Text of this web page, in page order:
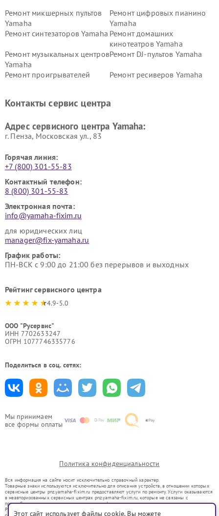
Мы принимаем
все формы оплаты
Ремонт микшерных пультов
Yamaha
Ремонт цифровых пианино
Yamaha
Ремонт синтезаторов Yamaha Ремонт домашних
кинотеатров Yamaha
Ремонт музыкальных центров
Yamaha
Ремонт DJ-пультов Yamaha
Ремонт проигрывателей
Ремонт ресиверов Yamaha
Yamaha
Yamaha
Контакты сервис центра
Адрес сервисного центра Yamaha:
г. Пенза, Московская ул., 83
Горячая линия:
+7 (800) 301-55-83
Контактный телефон:
8 (800) 301-55-83
Электронная почта:
info@yamaha-fixim.ru
для юридических лиц
manager@fix-yamaha.ru
График работы:
ПН-ВСК с 9:00 до 21:00 без перерывов и выходных
Рейтинг сервисного центра
4.9-5.0
ООО "Русервис"
ИНН 7702633247
ОГРН 1077746335776
Поделиться в соц. сетях:
Политика конфиденциальности
Вся информация на сайте носит исключительно справочный характер.
Товарные знаки используются исключительно для описания устройств, в отношении которых
сервисные центры pnz.yamaha-fixim.ru предоставляют услуги по ремонту. Услуги оказываются
в неавторизованных сервисных центрах pnz.yamaha-fixim.ru, которые не связаны с
правообладателями товарных знаков или их официальными представителями.
Ремонт осуществляется для устройств, уже введенных в гражданский оборот в соответствии
Этот сайт использует файлы cookie. Вы можете